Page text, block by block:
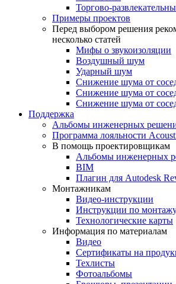
Торгово-
Примеры проектов
Перед выбором решения
несколько статей
Мифы о звукоизоляции
Воздушный шум
Ударный шум
Снижение шума от
Снижение шума от
Снижение шума от
Поддержка
Альбомы инженерных
Программа лояльности
В помощь проектировщикам
Альбомы инженерных
BIM
Плагин для Autodesk
Монтажникам
Видео-инструкции
Инструкции по
Технологические карты
Информация по материалам
Видео
Сертификаты на
Техлисты
Фотоальбомы